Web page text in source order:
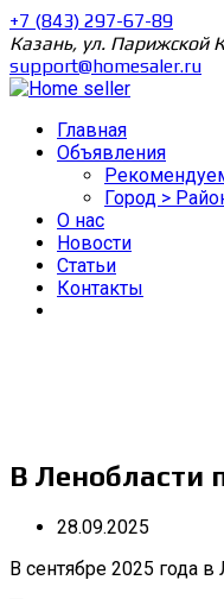
+7 (843) 297-67-89
Казань, ул. Парижской
support@homesaler.ru
Главная
Объявления
Город >
О нас
Новости
Статьи
Контакты
В Ленобласти
28.09.2025
В сентябре 2025 года